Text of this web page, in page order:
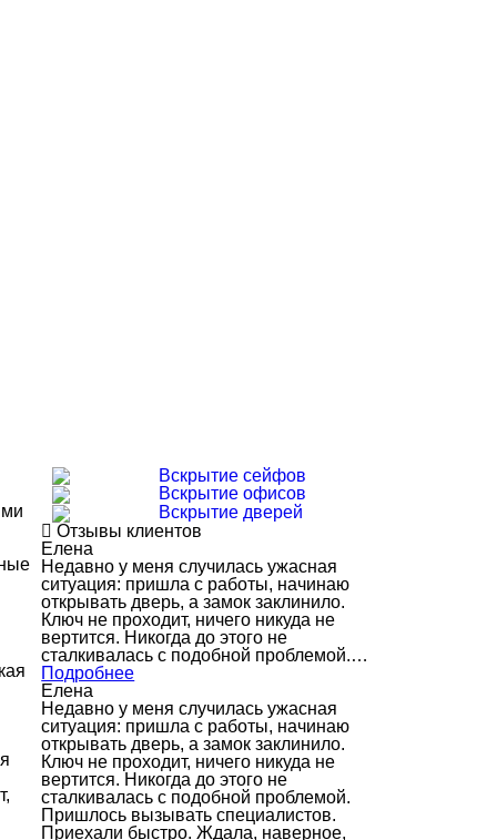
Вскрытие сейфов
Вскрытие офисов
Вскрытие дверей
Отзывы клиентов
Елена
Недавно у меня случилась ужасная
ситуация: пришла с работы, начинаю
открывать дверь, а замок заклинило.
Ключ не проходит, ничего никуда не
вертится. Никогда до этого не
сталкивалась с подобной проблемой.…
Подробнее
Елена
Недавно у меня случилась ужасная
ситуация: пришла с работы, начинаю
открывать дверь, а замок заклинило.
Ключ не проходит, ничего никуда не
вертится. Никогда до этого не
сталкивалась с подобной проблемой.
Пришлось вызывать специалистов.
Приехали быстро. Ждала, наверное,